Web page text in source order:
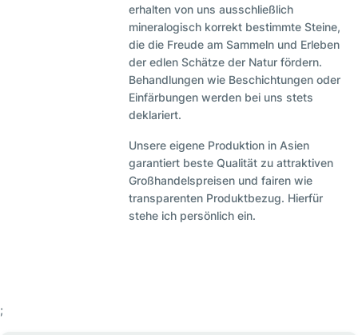
erhalten von uns ausschließlich
mineralogisch korrekt bestimmte Steine,
die die Freude am Sammeln und Erleben
der edlen Schätze der Natur fördern.
Behandlungen wie Beschichtungen oder
Einfärbungen werden bei uns stets
deklariert.
Unsere eigene Produktion in Asien
garantiert beste Qualität zu attraktiven
Großhandelspreisen und fairen wie
transparenten Produktbezug. Hierfür
stehe ich persönlich ein.
;